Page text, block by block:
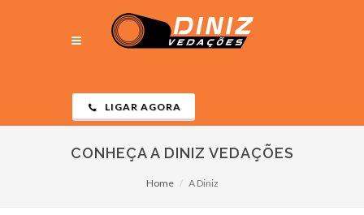
LIGAR AGORA
CONHEÇA A DINIZ VEDAÇÕES
Home A Diniz